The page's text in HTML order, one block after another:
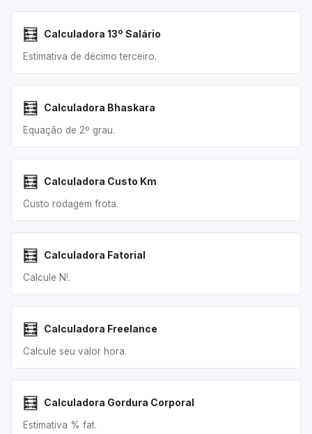
🧮 Calculadora 13º Salário
Estimativa de décimo terceiro.
🧮 Calculadora Bhaskara
Equação de 2º grau.
🧮 Calculadora Custo Km
Custo rodagem frota.
🧮 Calculadora Fatorial
Calcule N!.
🧮 Calculadora Freelance
Calcule seu valor hora.
🧮 Calculadora Gordura Corporal
Estimativa % fat.